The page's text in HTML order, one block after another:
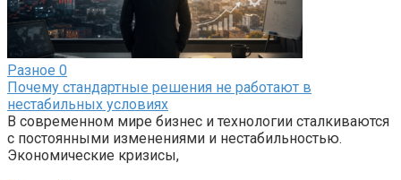
Разное 0
Почему стандартные решения не работают в
нестабильных условиях
В современном мире бизнес и технологии сталкиваются
с постоянными изменениями и нестабильностью.
Экономические кризисы,